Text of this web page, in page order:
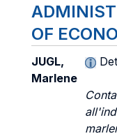
OF
JUGL,
Marlene